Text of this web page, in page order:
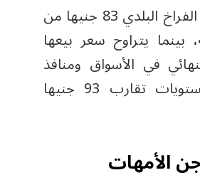
بلغ سعر كيلو الفراخ البلدي 83 جنيها من
بينما يتراوح سعر بيعها
في الأسواق ومنافذ
البيع عند مستويات تقارب 93 جنيها
الأمهات